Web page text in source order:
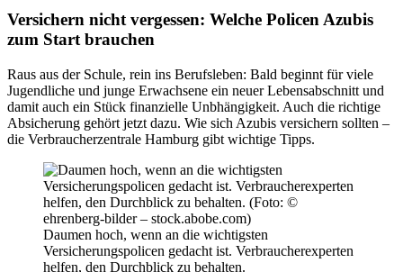
Versichern nicht vergessen: Welche Policen Azubis
zum Start brauchen
Raus aus der Schule, rein ins Berufsleben: Bald beginnt für viele
Jugendliche und junge Erwachsene ein neuer Lebensabschnitt und
damit auch ein Stück finanzielle Unbhängigkeit. Auch die richtige
Absicherung gehört jetzt dazu. Wie sich Azubis versichern sollten –
die Verbraucherzentrale Hamburg gibt wichtige Tipps.
Daumen hoch, wenn an die wichtigsten
Versicherungspolicen gedacht ist. Verbraucherexperten
helfen, den Durchblick zu behalten.